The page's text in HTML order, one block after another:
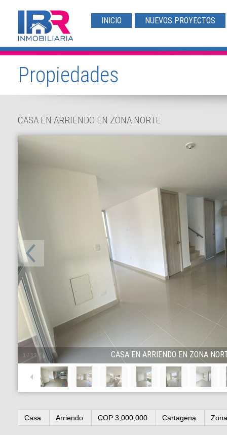
INICIO NUEVOS PROYECTOS
Propiedades
CASA EN ARRIENDO EN ZONA NORTE
1 / 13 CASA EN ARRIENDO EN ZONA
Casa Arriendo COP 3,000,000 Cartagena